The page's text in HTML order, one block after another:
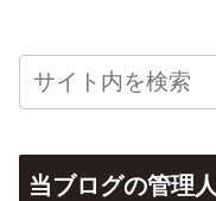
当ブログの管理人